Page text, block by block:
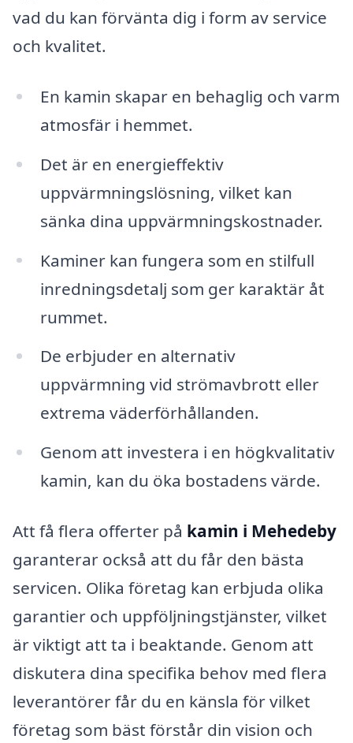
vad du kan förvänta dig i form av service
och kvalitet.
En kamin skapar en behaglig och varm
atmosfär i hemmet.
Det är en energieffektiv
uppvärmningslösning, vilket kan
sänka dina uppvärmningskostnader.
Kaminer kan fungera som en stilfull
inredningsdetalj som ger karaktär åt
rummet.
De erbjuder en alternativ
uppvärmning vid strömavbrott eller
extrema väderförhållanden.
Genom att investera i en högkvalitativ
kamin, kan du öka bostadens värde.
Att få flera offerter på kamin i Mehedeby
garanterar också att du får den bästa
servicen. Olika företag kan erbjuda olika
garantier och uppföljningstjänster, vilket
är viktigt att ta i beaktande. Genom att
diskutera dina specifika behov med flera
leverantörer får du en känsla för vilket
företag som bäst förstår din vision och